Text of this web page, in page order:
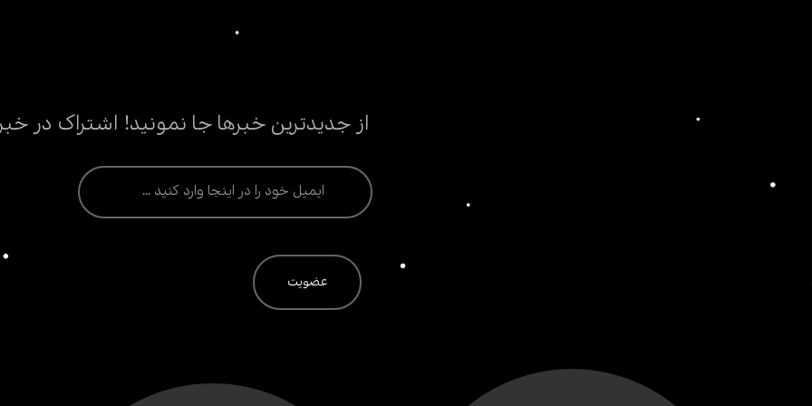
از جدیدترین خبرها جا نمونید! اشتراک در